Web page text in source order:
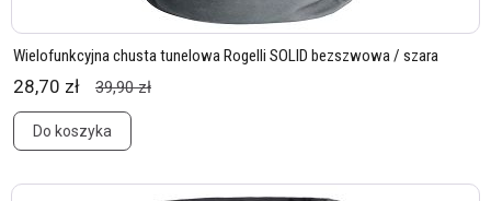
Wielofunkcyjna chusta tunelowa Rogelli SOLID bezszwowa / szara
28,70 zł 39,90 zł
Do koszyka